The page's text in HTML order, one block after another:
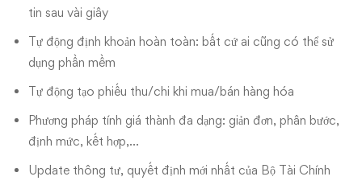
tin sau vài giây
Tự động định khoản hoàn toàn: bất cứ ai cũng có thể sử
dụng phần mềm
Tự động tạo phiếu thu/chi khi mua/bán hàng hóa
Phương pháp tính giá thành đa dạng: giản đơn, phân bước,
định mức, kết hợp,…
Update thông tư, quyết định mới nhất của Bộ Tài Chính